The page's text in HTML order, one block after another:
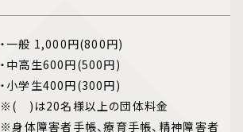
・一般 1,000円(800円)
・中高生600円(500円)
・小学生400円(300円)
※( )は20名様以上の団体料金
※身体障害者手帳、療育手帳、精神障害者